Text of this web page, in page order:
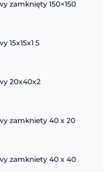
zamknięty 150×150
15x15x1 5
20x40x2
zamkniety 40 x 20
zamkniety 40 x 40